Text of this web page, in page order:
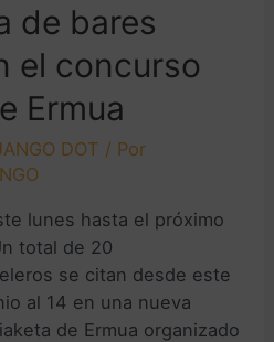
de bares
el concurso
Ermua
DOT / Por
lunes hasta el próximo
total de 20
se citan desde este
al 14 en una nueva
de Ermua organizado